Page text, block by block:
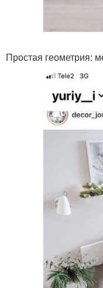
Простая геометрия: